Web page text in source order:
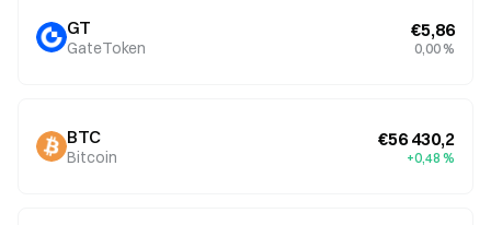
GT
GateToken
€5,86
0,00 %
BTC
Bitcoin
€56 430,2
+0,48 %